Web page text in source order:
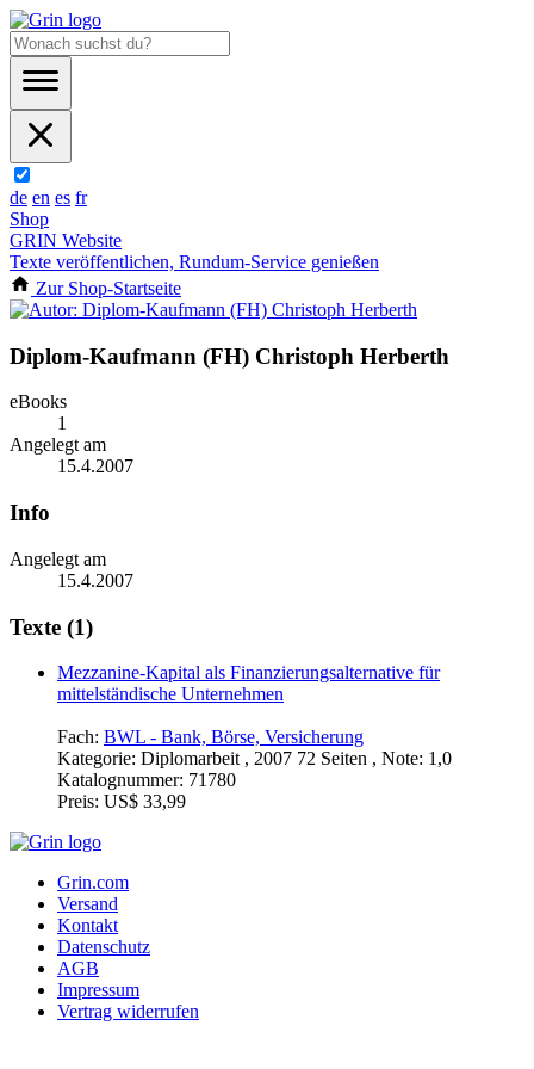
de en es fr
Shop
GRIN Website
Texte veröffentlichen, Rundum-Service genießen
Zur Shop-Startseite
Diplom-Kaufmann (FH) Christoph Herberth
eBooks
1
Angelegt am
15.4.2007
Info
Angelegt am
15.4.2007
Texte (1)
Mezzanine-Kapital als Finanzierungsalternative für
mittelständische Unternehmen
Fach: BWL - Bank, Börse, Versicherung
Kategorie: Diplomarbeit , 2007 72 Seiten , Note: 1,0
Katalognummer: 71780
Preis: US$ 33,99
Grin.com
Versand
Kontakt
Datenschutz
AGB
Impressum
Vertrag widerrufen